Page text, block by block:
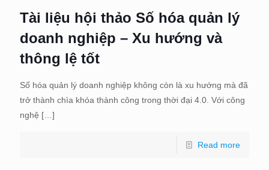
Tài liệu hội thảo Số hóa quản lý
doanh nghiệp – Xu hướng và
thông lệ tốt
Số hóa quản lý doanh nghiệp không còn là xu hướng mà đã
trở thành chìa khóa thành công trong thời đại 4.0. Với công
nghệ […]
Read more